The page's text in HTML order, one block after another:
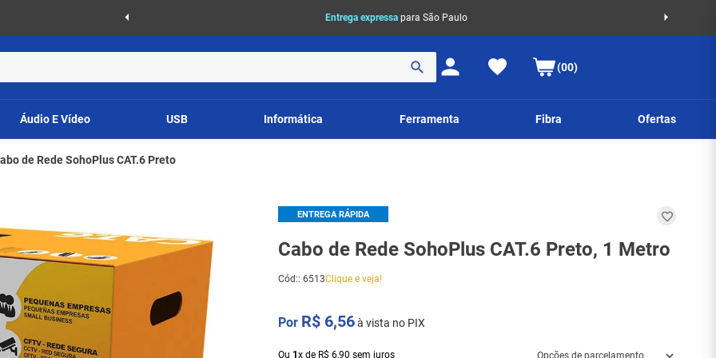
Entrega expressa para São Paulo
(00)
Áudio E Vídeo USB Informática Ferramenta Fibra Ofertas
de Rede SohoPlus CAT.6 Preto
ENTREGA RÁPIDA
Cabo de Rede SohoPlus CAT.6 Preto, 1 Metro
Cód::6513Clique e veja!
R$ 6,56à vista no PIX
Ou 1x de R$ 6,90 sem juros Opções de parcelamento